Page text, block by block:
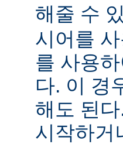
해줄 수
시어를
를 사용
다. 이 경
해도 된
시작하거